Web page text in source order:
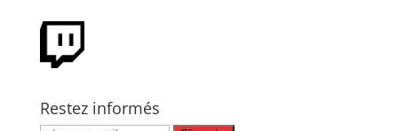
Restez informés